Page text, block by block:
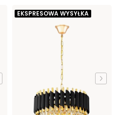
EKSPRESOWA WYSYŁKA